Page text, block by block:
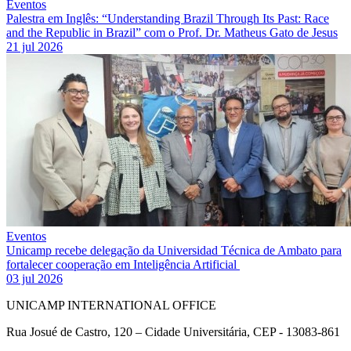
Eventos
Palestra em Inglês: “Understanding Brazil Through Its Past: Race
and the Republic in Brazil” com o Prof. Dr. Matheus Gato de Jesus
21 jul 2026
Eventos
Unicamp recebe delegação da Universidad Técnica de Ambato para
fortalecer cooperação em Inteligência Artificial
03 jul 2026
UNICAMP INTERNATIONAL OFFICE
Rua Josué de Castro, 120 – Cidade Universitária, CEP - 13083-861